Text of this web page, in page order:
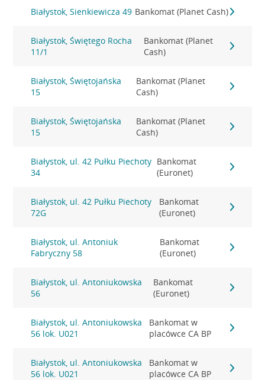
Białystok, Sienkiewicza 49 Bankomat (Planet Cash)
Białystok, Świętego Rocha
11/1
Bankomat (Planet
Cash)
Białystok, Świętojańska
15
Bankomat (Planet
Cash)
Białystok, Świętojańska
15
Bankomat (Planet
Cash)
Białystok, ul. 42 Pułku Piechoty
34
Bankomat
(Euronet)
Białystok, ul. 42 Pułku Piechoty
72G
Bankomat
(Euronet)
Białystok, ul. Antoniuk
Fabryczny 58
Bankomat
(Euronet)
Białystok, ul. Antoniukowska
56
Bankomat
(Euronet)
Białystok, ul. Antoniukowska
56 lok. U021
Bankomat w
placówce CA BP
Białystok, ul. Antoniukowska
56 lok. U021
Bankomat w
placówce CA BP